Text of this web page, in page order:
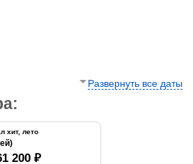
Развернуть все даты
хит, лето
200 ₽